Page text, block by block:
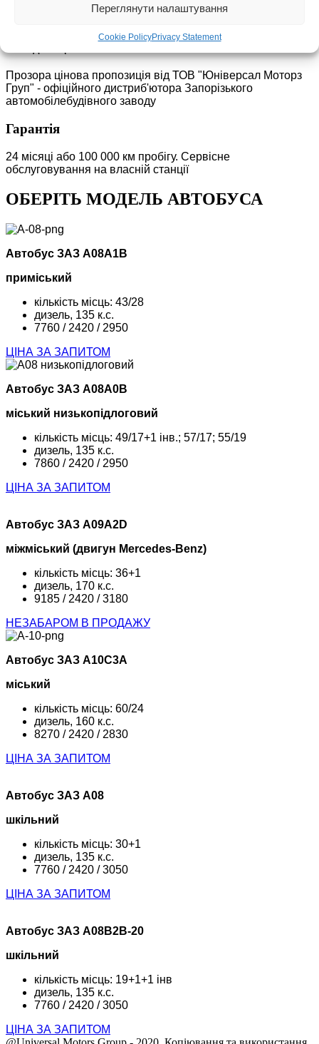
Переглянути налаштування
Cookie PolicyPrivacy Statement
Безготівковий розрахунок та програми фінансування
Прозора цінова пропозиція від ТОВ "Юніверсал Моторз
Груп" - офіційного дистриб'ютора Запорізького
автомобілебудівного заводу
Гарантія
24 місяці або 100 000 км пробігу. Сервісне
обслуговування на власній станції
ОБЕРІТЬ МОДЕЛЬ АВТОБУСА
Автобус ЗАЗ А08А1В
приміський
кількість місць: 43/28
дизель, 135 к.с.
7760 / 2420 / 2950
ЦІНА ЗА ЗАПИТОМ
Автобус ЗАЗ А08А0В
міський низькопідлоговий
кількість місць: 49/17+1 інв.; 57/17; 55/19
дизель, 135 к.с.
7860 / 2420 / 2950
ЦІНА ЗА ЗАПИТОМ
Автобус ЗАЗ А09А2D
міжміський (двигун Mercedes-Benz)
кількість місць: 36+1
дизель, 170 к.с.
9185 / 2420 / 3180
НЕЗАБАРОМ В ПРОДАЖУ
Автобус ЗАЗ А10С3А
міський
кількість місць: 60/24
дизель, 160 к.с.
8270 / 2420 / 2830
ЦІНА ЗА ЗАПИТОМ
Автобус ЗАЗ А08
шкільний
кількість місць: 30+1
дизель, 135 к.с.
7760 / 2420 / 3050
ЦІНА ЗА ЗАПИТОМ
Автобус ЗАЗ А08В2В-20
шкільний
кількість місць: 19+1+1 інв
дизель, 135 к.с.
7760 / 2420 / 3050
ЦІНА ЗА ЗАПИТОМ